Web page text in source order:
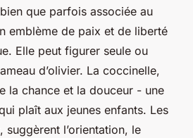
que parfois associée au
emblème de paix et de liberté
Elle peut figurer seule ou
d’olivier. La coccinelle,
la chance et la douceur - une
plaît aux jeunes enfants. Les
suggèrent l’orientation, le